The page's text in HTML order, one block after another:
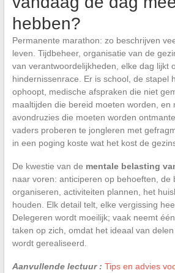
hebben?
Permanente marathon: zo beschrijven
leven. Tijdbeheer, organisatie van de
van verantwoordelijkheden, elke dag lijkt
hindernissenrace. Er is school, de stapel
ophoopt, medische afspraken die niet
maaltijden die bereid moeten worden, en
avondruzies die moeten worden
vaders proberen te jongleren met
in een poging koste wat het kost de
De kwestie van de mentale belasting
naar voren: anticiperen op behoeften, de
organiseren, activiteiten plannen, het
houden. Elk detail telt, elke vergissing
Delegeren wordt moeilijk; vaak neemt
taken op zich, omdat het ideaal van
wordt gerealiseerd.
Aanvullende lectuur : Tips en advies